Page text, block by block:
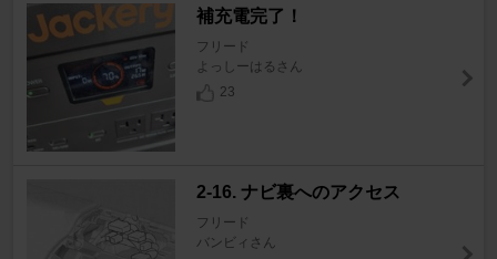
補充電完了！
フリード
よっしーはるさん
23
2-16. ナビ裏へのアクセス
フリード
バンビィさん